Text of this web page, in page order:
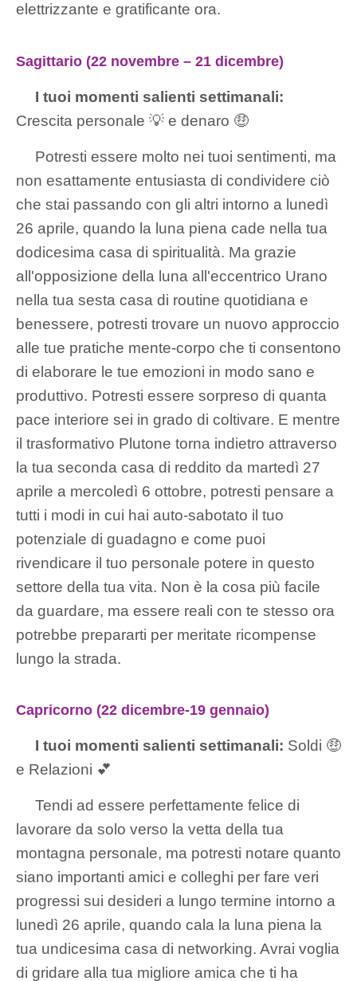
elettrizzante e gratificante ora.
Sagittario (22 novembre – 21 dicembre)
I tuoi momenti salienti settimanali:
Crescita personale 💡 e denaro 🤑
Potresti essere molto nei tuoi sentimenti, ma
non esattamente entusiasta di condividere ciò
che stai passando con gli altri intorno a lunedì
26 aprile, quando la luna piena cade nella tua
dodicesima casa di spiritualità. Ma grazie
all'opposizione della luna all'eccentrico Urano
nella tua sesta casa di routine quotidiana e
benessere, potresti trovare un nuovo approccio
alle tue pratiche mente-corpo che ti consentono
di elaborare le tue emozioni in modo sano e
produttivo. Potresti essere sorpreso di quanta
pace interiore sei in grado di coltivare. E mentre
il trasformativo Plutone torna indietro attraverso
la tua seconda casa di reddito da martedì 27
aprile a mercoledì 6 ottobre, potresti pensare a
tutti i modi in cui hai auto-sabotato il tuo
potenziale di guadagno e come puoi
rivendicare il tuo personale potere in questo
settore della tua vita. Non è la cosa più facile
da guardare, ma essere reali con te stesso ora
potrebbe prepararti per meritate ricompense
lungo la strada.
Capricorno (22 dicembre-19 gennaio)
I tuoi momenti salienti settimanali: Soldi 🤑
e Relazioni 💕
Tendi ad essere perfettamente felice di
lavorare da solo verso la vetta della tua
montagna personale, ma potresti notare quanto
siano importanti amici e colleghi per fare veri
progressi sui desideri a lungo termine intorno a
lunedì 26 aprile, quando cala la luna piena la
tua undicesima casa di networking. Avrai voglia
di gridare alla tua migliore amica che ti ha